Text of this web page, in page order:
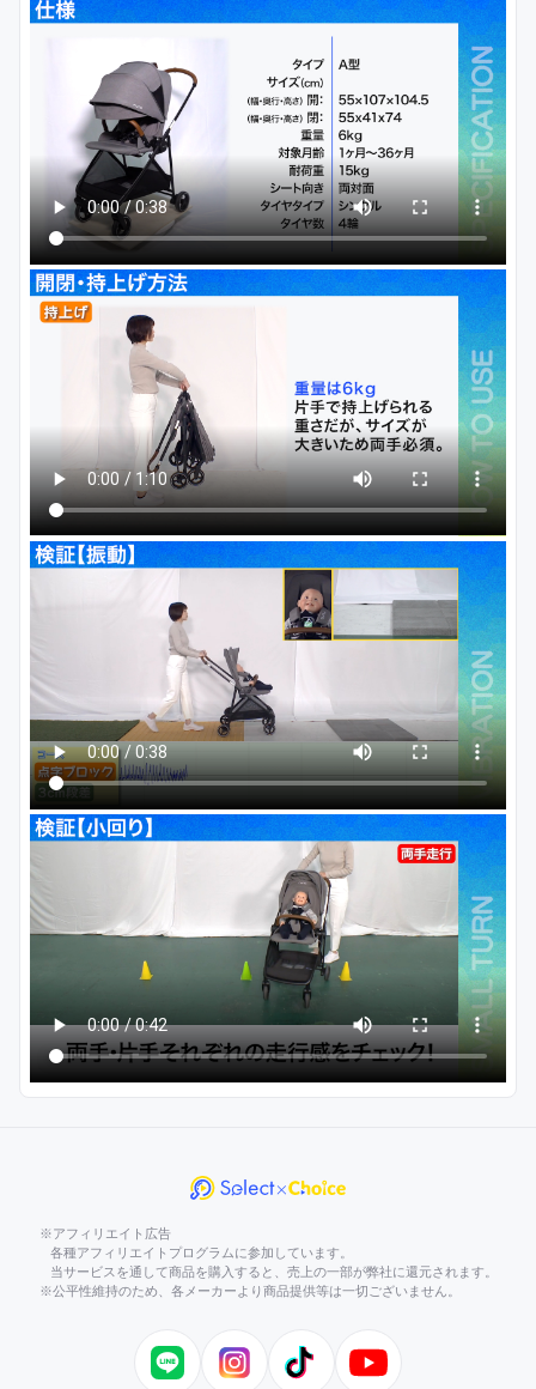
※アフィリエイト広告
各種アフィリエイトプログラムに参加しています。
当サービスを通して商品を購入すると、売上の一部が弊社に還元されます。
※公平性維持のため、各メーカーより商品提供等は一切ございません。
LINE InstagramTikTok YouTube